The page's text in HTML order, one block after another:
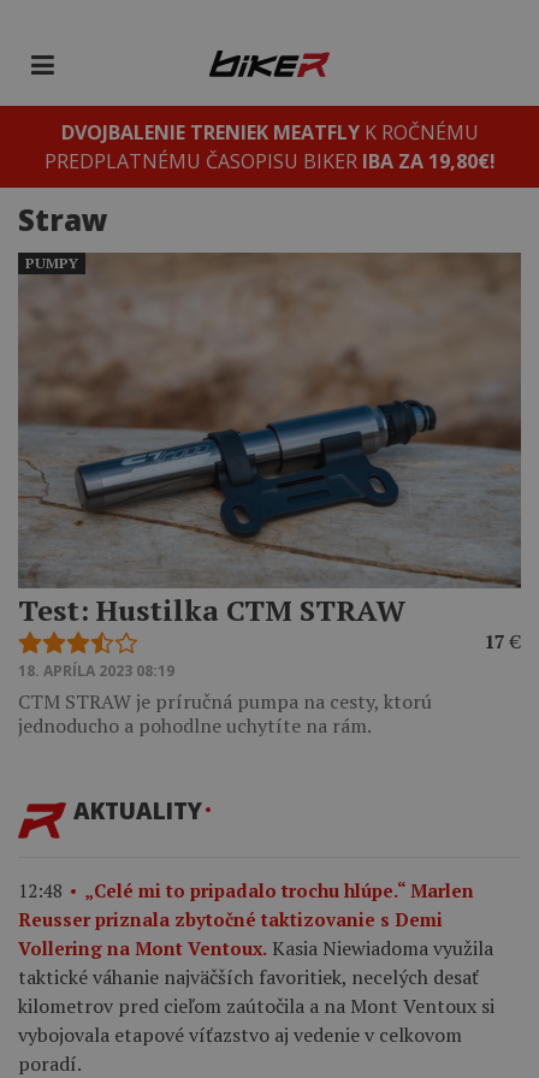
DVOJBALENIE TRENIEK MEATFLYK ROČNÉMU
PREDPLATNÉMU ČASOPISU BIKER IBA ZA 19,80€!
Straw
Test: Hustilka CTM STRAW
17€
18. APRÍLA 2023 08:19
CTM STRAW je príručná pumpa na cesty, ktorú
jednoducho a pohodlne uchytíte na rám.
PUMPY
AKTUALITY
12:48
„Celé mi to pripadalo trochu hlúpe.“ Marlen
Reusser priznala zbytočné taktizovanie s Demi
Vollering na Mont Ventoux. Kasia Niewiadoma využila
taktické váhanie najväčších favoritiek, necelých desať
kilometrov pred cieľom zaútočila a na Mont Ventoux si
vybojovala etapové víťazstvo aj vedenie v celkovom
poradí.